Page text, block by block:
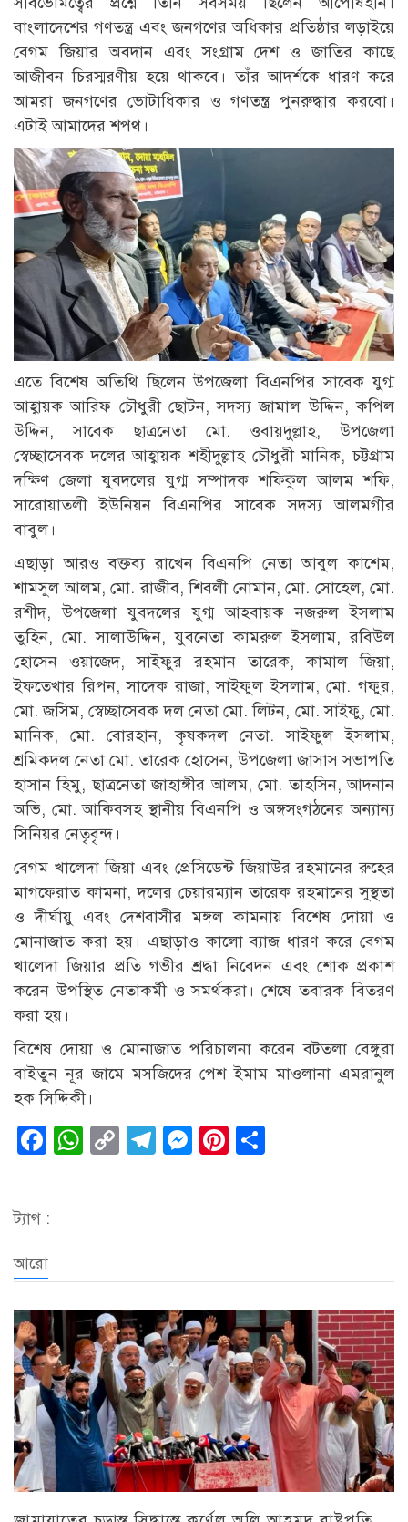
বাংলাদেশের গণতন্ত্র এবং জনগণের অধিকার প্রতিষ্ঠার লড়াইয়ে
বেগম জিয়ার অবদান এবং সংগ্রাম দেশ ও জাতির কাছে
আজীবন চিরস্মরণীয় হয়ে থাকবে। তাঁর আদর্শকে ধারণ করে
আমরা জনগণের ভোটাধিকার ও গণতন্ত্র পুনরুদ্ধার করবো।
এটাই আমাদের শপথ।
এতে বিশেষ অতিথি ছিলেন উপজেলা বিএনপির সাবেক যুগ্ম
আহ্বায়ক আরিফ চৌধুরী ছোটন, সদস্য জামাল উদ্দিন, কপিল
উদ্দিন, সাবেক ছাত্রনেতা মো. ওবায়দুল্লাহ, উপজেলা
স্বেচ্ছাসেবক দলের আহ্বায়ক শহীদুল্লাহ চৌধুরী মানিক, চট্টগ্রাম
দক্ষিণ জেলা যুবদলের যুগ্ম সম্পাদক শফিকুল আলম শফি,
সারোয়াতলী ইউনিয়ন বিএনপির সাবেক সদস্য আলমগীর
বাবুল।
এছাড়া আরও বক্তব্য রাখেন বিএনপি নেতা আবুল কাশেম,
শামসুল আলম, মো. রাজীব, শিবলী নোমান, মো. সোহেল, মো.
রশীদ, উপজেলা যুবদলের যুগ্ম আহবায়ক নজরুল ইসলাম
তুহিন, মো. সালাউদ্দিন, যুবনেতা কামরুল ইসলাম, রবিউল
হোসেন ওয়াজেদ, সাইফুর রহমান তারেক, কামাল জিয়া,
ইফতেখার রিপন, সাদেক রাজা, সাইফুল ইসলাম, মো. গফুর,
মো. জসিম, স্বেচ্ছাসেবক দল নেতা মো. লিটন, মো. সাইফু, মো.
মানিক, মো. বোরহান, কৃষকদল নেতা. সাইফুল ইসলাম,
শ্রমিকদল নেতা মো. তারেক হোসেন, উপজেলা জাসাস সভাপতি
হাসান হিমু, ছাত্রনেতা জাহাঙ্গীর আলম, মো. তাহসিন, আদনান
অভি, মো. আকিবসহ স্থানীয় বিএনপি ও অঙ্গসংগঠনের অন্যান্য
সিনিয়র নেতৃবৃন্দ।
বেগম খালেদা জিয়া এবং প্রেসিডেন্ট জিয়াউর রহমানের রুহের
মাগফেরাত কামনা, দলের চেয়ারম্যান তারেক রহমানের সুস্থতা
ও দীর্ঘায়ু এবং দেশবাসীর মঙ্গল কামনায় বিশেষ দোয়া ও
মোনাজাত করা হয়। এছাড়াও কালো ব্যাজ ধারণ করে বেগম
খালেদা জিয়ার প্রতি গভীর শ্রদ্ধা নিবেদন এবং শোক প্রকাশ
করেন উপস্থিত নেতাকর্মী ও সমর্থকরা। শেষে তবারক বিতরণ
করা হয়।
বিশেষ দোয়া ও মোনাজাত পরিচালনা করেন বটতলা বেঙ্গুরা
বাইতুন নূর জামে মসজিদের পেশ ইমাম মাওলানা এমরানুল
হক সিদ্দিকী।
Facebook
WhatsApp
CopyTelegram
Messenger
Pinterest
ট্যাগ :
আরো